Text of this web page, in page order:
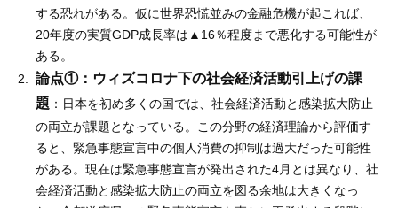
する恐れがある。仮に世界恐慌並みの金融危機が起これば、
20年度の実質GDP成長率は▲16％程度まで悪化する可能性が
ある。
論点①：ウィズコロナ下の社会経済活動引上げの課
題 ：日本を初め多くの国では、社会経済活動と感染拡大防止
の両立が課題となっている。この分野の経済理論から評価す
ると、緊急事態宣言中の個人消費の抑制は過大だった可能性
がある。現在は緊急事態宣言が発出された4月とは異なり、社
会経済活動と感染拡大防止の両立を図る余地は大きくなっ